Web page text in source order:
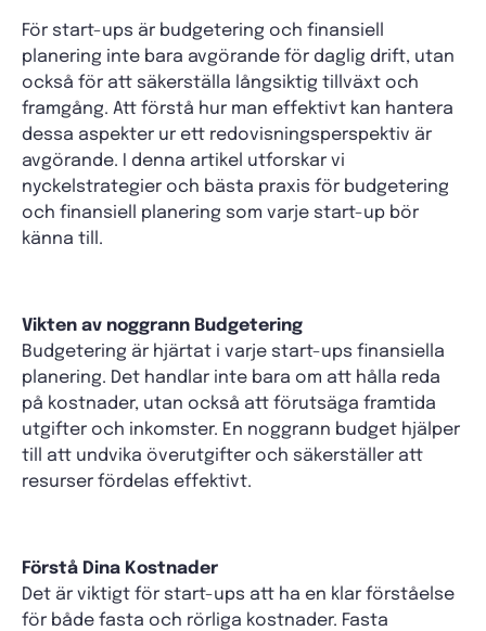
För start-ups är budgetering och finansiell
planering inte bara avgörande för daglig drift, utan
också för att säkerställa långsiktig tillväxt och
framgång. Att förstå hur man effektivt kan hantera
dessa aspekter ur ett redovisningsperspektiv är
avgörande. I denna artikel utforskar vi
nyckelstrategier och bästa praxis för budgetering
och finansiell planering som varje start-up bör
känna till.
Vikten av noggrann Budgetering
Budgetering är hjärtat i varje start-ups finansiella
planering. Det handlar inte bara om att hålla reda
på kostnader, utan också att förutsäga framtida
utgifter och inkomster. En noggrann budget hjälper
till att undvika överutgifter och säkerställer att
resurser fördelas effektivt.
Förstå Dina Kostnader
Det är viktigt för start-ups att ha en klar förståelse
för både fasta och rörliga kostnader. Fasta